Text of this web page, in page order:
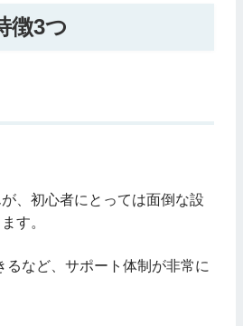
徴3つ
、初心者にとっては面倒な設
す。
など、サポート体制が非常に